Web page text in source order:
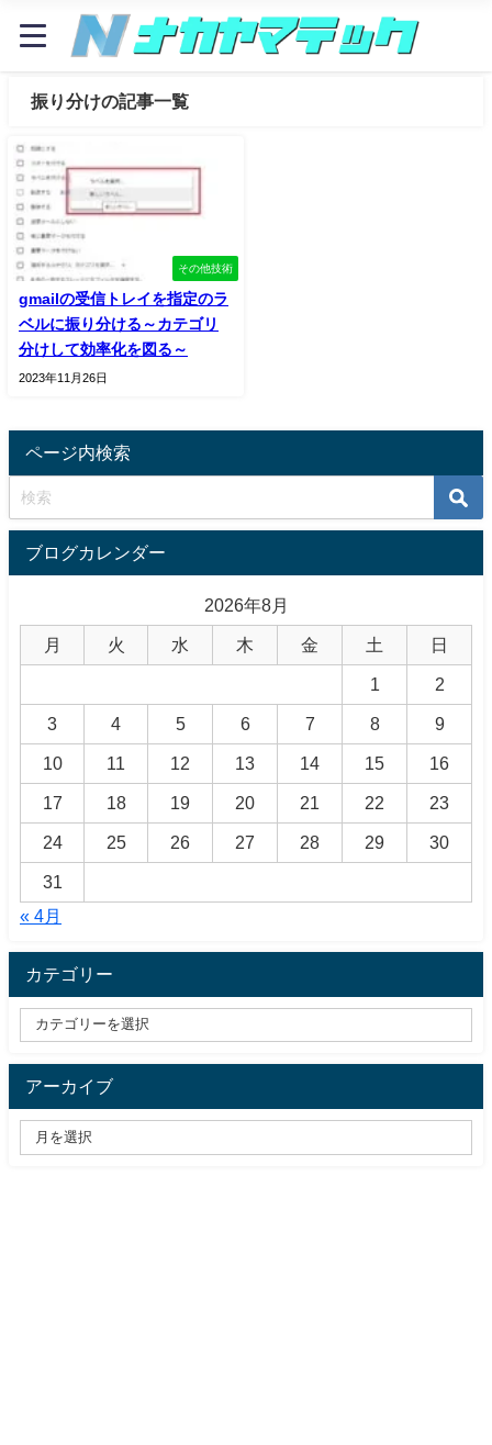
振り分けの記事一覧
その他技術
gmailの受信トレイを指定のラ
ベルに振り分ける～カテゴリ
分けして効率化を図る～
2023年11月26日
ページ内検索
ブログカレンダー
2026年8月
月 火 水 木 金 土 日
1 2
3 4 5 6 7 8 9
10 11 12 13 14 15 16
17 18 19 20 21 22 23
24 25 26 27 28 29 30
31
« 4月
カテゴリー
アーカイブ